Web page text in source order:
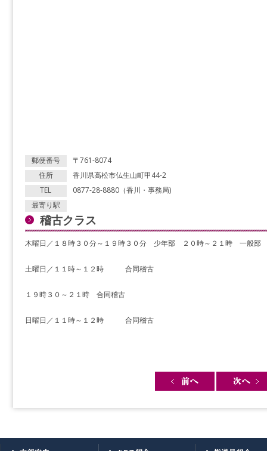
郵便番号
〒761-8074
住所
香川県高松市仏生山町甲44-2
TEL
0877-28-8880（香川・事務局)
最寄り駅
稽古クラス
木曜日／１８時３０分～１９時３０分 少年部 ２０時～２１時 一般部
土曜日／１１時～１２時 合同稽古
１９時３０～２１時 合同稽古
日曜日／１１時～１２時 合同稽古